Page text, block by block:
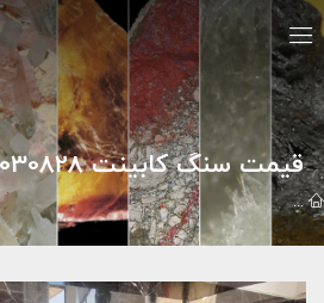
قیمت سنگ کابینت 09121030828 صنایع سنگ
گالري تصاوير نمونه کارهای سنگ افشاری